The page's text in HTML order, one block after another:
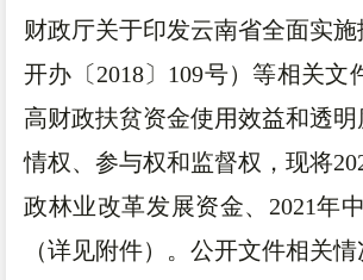
财政厅关于印发云南省全面实
开办〔2018〕109号）等相关
高财政扶贫资金使用效益和透
情权、参与权和监督权，现将
政林业改革发展资金、2021年
（详见附件）。公开文件相关情